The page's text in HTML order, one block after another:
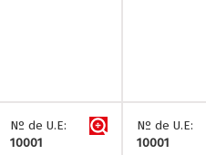
Nº de U.E:
10001
Nº de U.E:
10001